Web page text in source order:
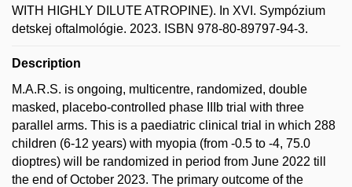
WITH HIGHLY DILUTE ATROPINE). In XVI. Sympózium
detskej oftalmológie. 2023. ISBN 978-80-89797-94-3.
Description
M.A.R.S. is ongoing, multicentre, randomized, double
masked, placebo-controlled phase IIIb trial with three
parallel arms. This is a paediatric clinical trial in which 288
children (6-12 years) with myopia (from -0.5 to -4, 75.0
dioptres) will be randomized in period from June 2022 till
the end of October 2023. The primary outcome of the